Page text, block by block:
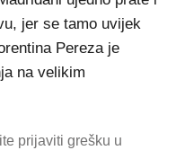
jer se tamo uvijek
Pereza je
na velikim
prijaviti grešku u